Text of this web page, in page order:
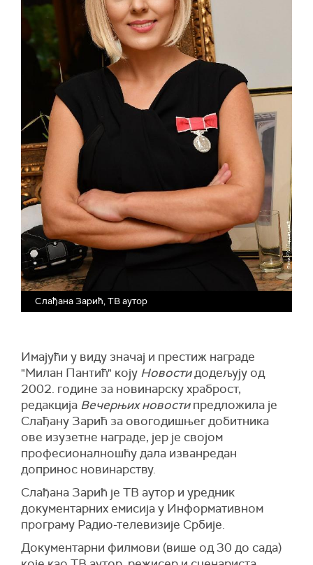
Слађана Зарић, ТВ аутор
Имајући у виду значај и престиж награде
"Милан Пантић" коју Новостидодељују од
2002. године за новинарску храброст,
редакција Вечерњих новостипредложила је
Слађану Зарић за овогодишњег добитника
ове изузетне награде, јер је својом
професионалношћу дала изванредан
допринос новинарству.
Слађана Зарић је ТВ аутор и уредник
документарних емисија у Информативном
програму Радио-телевизије Србије.
Документарни филмови (више од 30 до сада)